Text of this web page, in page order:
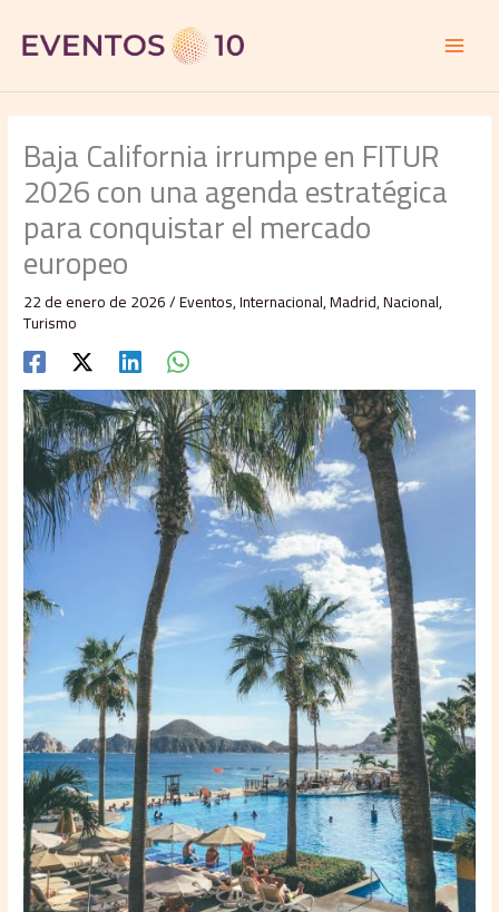
contenido
Baja California irrumpe en FITUR
2026 con una agenda estratégica
para conquistar el mercado
europeo
22 de enero de 2026/Eventos,Internacional,Madrid,Nacional,
Turismo